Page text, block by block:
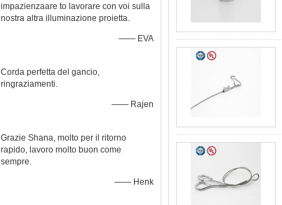
impazienzaare to lavorare con voi sulla
nostra altra illuminazione proietta.
—— EVA
Corda perfetta del gancio,
ringraziamenti.
—— Rajen
Grazie Shana, molto per il ritorno
rapido, lavoro molto buon come
sempre.
—— Henk